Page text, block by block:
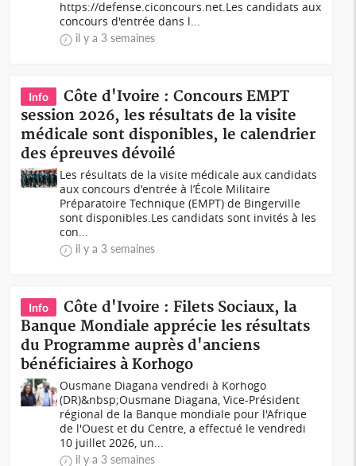
https://defense.ciconcours.net.Les candidats aux
concours d'entrée dans l...
il y a 3 semaines
Info
Côte d'Ivoire : Concours EMPT
session 2026, les résultats de la visite
médicale sont disponibles, le calendrier
des épreuves dévoilé
Les résultats de la visite médicale aux candidats
aux concours d'entrée à l’École Militaire
Préparatoire Technique (EMPT) de Bingerville
sont disponibles.Les candidats sont invités à les
con...
il y a 3 semaines
Info
Côte d'Ivoire : Filets Sociaux, la
Banque Mondiale apprécie les résultats
du Programme auprès d'anciens
bénéficiaires à Korhogo
Ousmane Diagana vendredi à Korhogo
(DR)&nbsp;Ousmane Diagana, Vice-Président
régional de la Banque mondiale pour l'Afrique
de l'Ouest et du Centre, a effectué le vendredi
10 juillet 2026, un...
il y a 3 semaines